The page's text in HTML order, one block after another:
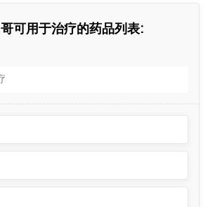
哥可用于治疗的药品列表: